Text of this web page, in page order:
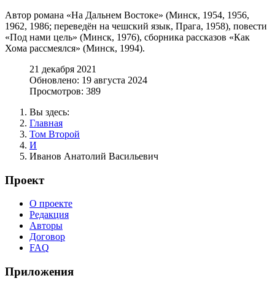
Автор романа «На Дальнем Востоке» (Минск, 1954, 1956,
1962, 1986; переведён на чешский язык, Прага, 1958), повести
«Под нами цель» (Минск, 1976), сборника рассказов «Как
Хома рассмеялся» (Минск, 1994).
21 декабря 2021
Обновлено: 19 августа 2024
Просмотров: 389
Вы здесь:
Главная
Том Второй
И
Иванов Анатолий Васильевич
Проект
О проекте
Редакция
Авторы
Договор
FAQ
Приложения